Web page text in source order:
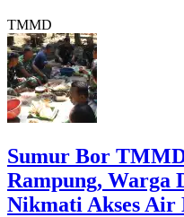
TMMD
Sumur Bor
Rampung, Warga
Nikmati Akses Air